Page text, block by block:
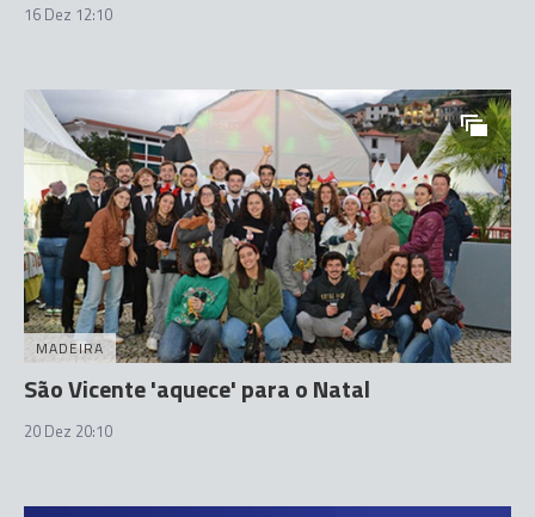
16 Dez 12:10
MADEIRA
São Vicente 'aquece' para o Natal
20 Dez 20:10